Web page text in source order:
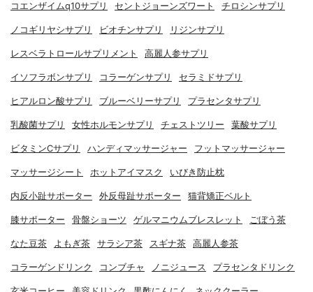
コエンザイムq10サプリ セントジョーンズワート チロシンサプリ
ノコギリヤシサプリ ビオチンサプリ リジンサプリ
レスベラトロールサプリメント 高麗人参サプリ
イソフラボンサプリ コラーゲンサプリ セラミドサプリ
ヒアルロン酸サプリ ブルーベリーサプリ プラセンタサプリ
乳酸菌サプリ 女性ホルモンサプリ チェストツリー 葉酸サプリ
ビタミンCサプリ ハンディマッサージャー フットマッサージャー
マッサージシート ホットアイマスク いびき防止枕
内反小趾サポーター 外反母趾サポーター 猫背矯正ベルト
膝サポーター 骨盤ショーツ ゲルマニウムブレスレット ごぼう茶
なた豆茶 よもぎ茶 サラシア茶 スギナ茶 高麗人参茶
コラーゲンドリンク コンブチャ ノニジュース プラセンタドリンク